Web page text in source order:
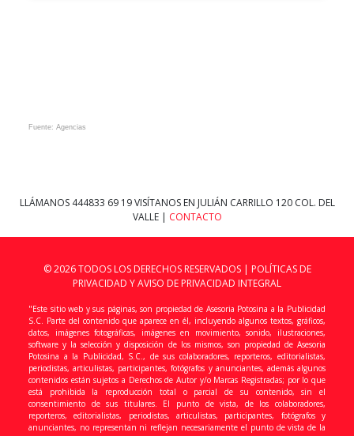
Fuente: Agencias
LLÁMANOS 444833 69 19VISÍTANOS EN JULIÁN CARRILLO 120 COL. DEL
VALLE | CONTACTO
© 2026 TODOS LOS DERECHOS RESERVADOS | POLÍTICAS DE
PRIVACIDAD Y AVISO DE PRIVACIDAD INTEGRAL
"Este sitio web y sus páginas, son propiedad de Asesoria Potosina a la Publicidad
S.C. Parte del contenido que aparece en él, incluyendo algunos textos, gráficos,
datos, imágenes fotográficas, imágenes en movimiento, sonido, ilustraciones,
software y la selección y disposición de los mismos, son propiedad de Asesoria
Potosina a la Publicidad, S.C., de sus colaboradores, reporteros, editorialistas,
periodistas, articulistas, participantes, fotógrafos y anunciantes, además algunos
contenidos están sujetos a Derechos de Autor y/o Marcas Registradas; por lo que
está prohibida la reproducción total o parcial de su contenido, sin el
consentimiento de sus titulares. El punto de vista, de los colaboradores,
reporteros, editorialistas, periodistas, articulistas, participantes, fotógrafos y
anunciantes, no representan ni reflejan necesariamente el punto de vista de la